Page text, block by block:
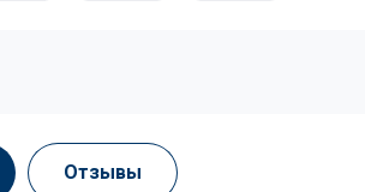
Отзывы